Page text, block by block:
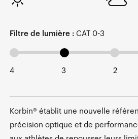
Filtre de lumière : CAT 0-3
4 3 2
Korbin® établit une nouvelle
précision optique et de